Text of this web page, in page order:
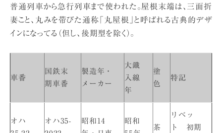
普通列車から急行列車まで使われた。屋根末端は、三面折
妻こと、丸みを帯びた通称「丸屋根」と呼ばれる古典的デザ
インになってる（但し、後期型を除く）。
車番
国鉄末
期車番
製造年・
メーカー
大鐵
入線
年
塗
色
特記
オハ
オハ35-
昭和14
昭和
茶
リベッ
ト 初期